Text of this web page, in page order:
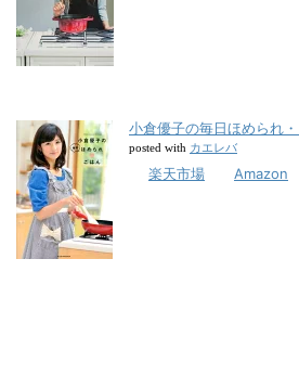
小倉優子の毎日ほめられ
posted with カエレバ
楽天市場 Amazon